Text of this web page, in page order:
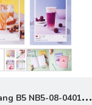
lau là được,
08-0401,